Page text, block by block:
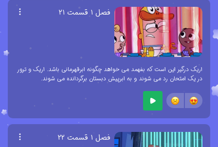
فصل ۱ قسمت ۲۱
اریک درگیر این است که بفهمد می خواهد چگونه ابرقهرمانی باشد. اریک و ترور
در یک امتحان رد می شوند و به ابرپیش دبستان برگردانده می شوند.
فصل ۱ قسمت ۲۲